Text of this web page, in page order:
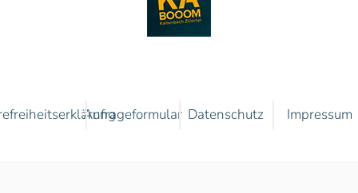
Anfrageformular Datenschutz Impressum